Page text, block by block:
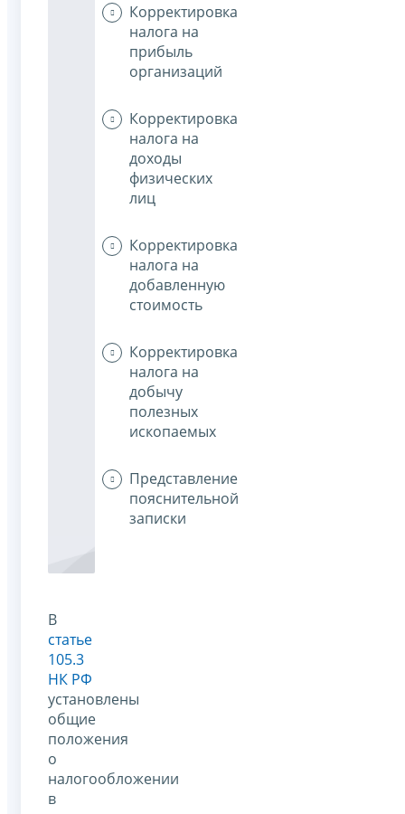
Корректировка
налога на
прибыль
организаций
Корректировка
налога на
доходы
физических
лиц
Корректировка
налога на
добавленную
стоимость
Корректировка
налога на
добычу
полезных
ископаемых
Представление
пояснительной
записки
В
статье
105.3
НК РФ
установлены
общие
положения
о
налогообложении
в